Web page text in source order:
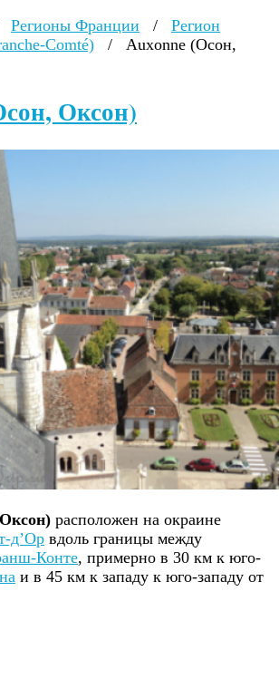
Регионы Франции /
Регион
Comté)
/
Auxonne (Осон,
Оксон)
расположен на окраине
д’Ор вдоль границы между
Конте, примерно в 30 км к юго-
и в 45 км к западу к юго-западу от